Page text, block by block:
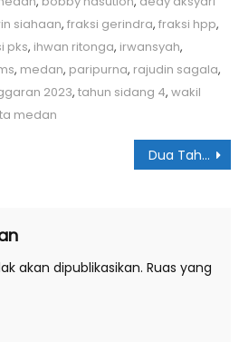
siahaan, fraksi gerindra, fraksi hpp,
pks, ihwan ritonga, irwansyah,
, medan, paripurna, rajudin sagala,
2023, tahun sidang 4, wakil
medan
Dua Tahun Bobby-Aulia, Ini Kata Ihwan Ritonga
akan dipublikasikan. Ruas yang